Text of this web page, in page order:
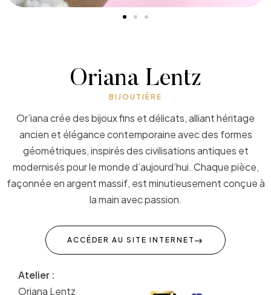
Oriana Lentz
BIJOUTIÈRE
Or’iana crée des bijoux fins et délicats, alliant héritage
ancien et élégance contemporaine avec des formes
géométriques, inspirés des civilisations antiques et
modernisés pour le monde d’aujourd’hui. Chaque pièce,
façonnée en argent massif, est minutieusement conçue à
la main avec passion.
ACCÉDER AU SITE INTERNET
Atelier :
Oriana Lentz